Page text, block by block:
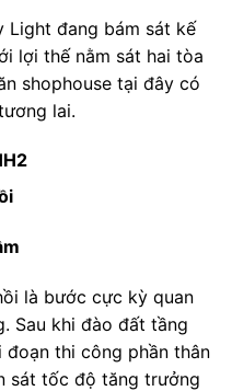
Light đang bám sát kế
lợi thế nằm sát hai tòa
shophouse tại đây có
lai.
là bước cực kỳ quan
Sau khi đào đất tầng
đoạn thi công phần thân
sát tốc độ tăng trưởng